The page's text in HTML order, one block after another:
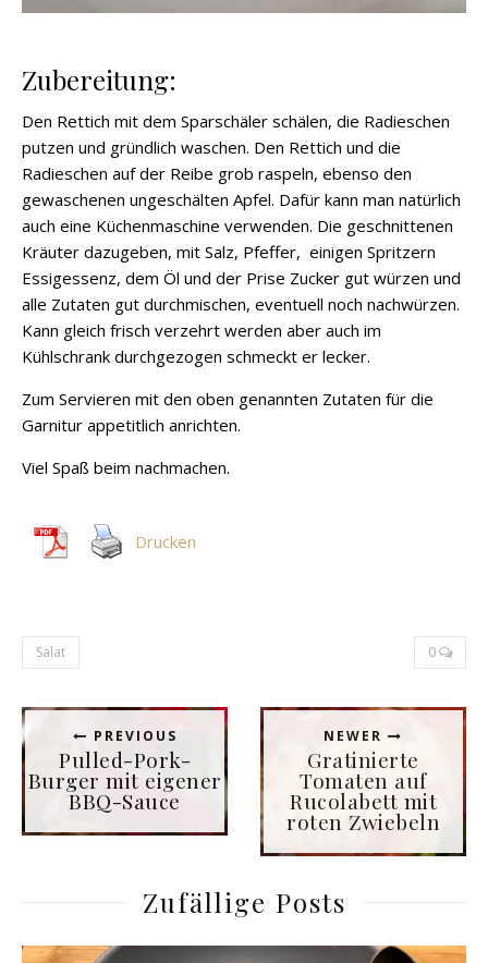
Zubereitung:
Den Rettich mit dem Sparschäler schälen, die Radieschen
putzen und gründlich waschen. Den Rettich und die
Radieschen auf der Reibe grob raspeln, ebenso den
gewaschenen ungeschälten Apfel. Dafür kann man natürlich
auch eine Küchenmaschine verwenden. Die geschnittenen
Kräuter dazugeben, mit Salz, Pfeffer, einigen Spritzern
Essigessenz, dem Öl und der Prise Zucker gut würzen und
alle Zutaten gut durchmischen, eventuell noch nachwürzen.
Kann gleich frisch verzehrt werden aber auch im
Kühlschrank durchgezogen schmeckt er lecker.
Zum Servieren mit den oben genannten Zutaten für die
Garnitur appetitlich anrichten.
Viel Spaß beim nachmachen.
Drucken
Salat 0
PREVIOUS
Pulled-Pork-
Burger mit eigener
BBQ-Sauce
NEWER
Gratinierte
Tomaten auf
Rucolabett mit
roten Zwiebeln
Zufällige Posts